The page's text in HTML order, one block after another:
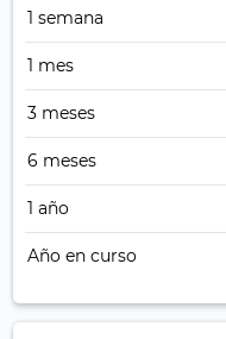
1 semana
1 mes
3 meses
6 meses
1 año
Año en curso